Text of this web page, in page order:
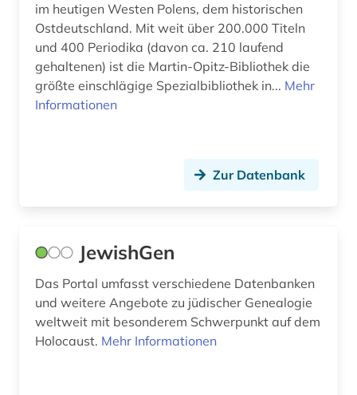
im heutigen Westen Polens, dem historischen
Ostdeutschland. Mit weit über 200.000 Titeln
und 400 Periodika (davon ca. 210 laufend
gehaltenen) ist die Martin-Opitz-Bibliothek die
größte einschlägige Spezialbibliothek in... Mehr
Informationen
Zur Datenbank
JewishGen
Das Portal umfasst verschiedene Datenbanken
und weitere Angebote zu jüdischer Genealogie
weltweit mit besonderem Schwerpunkt auf dem
Holocaust. Mehr Informationen